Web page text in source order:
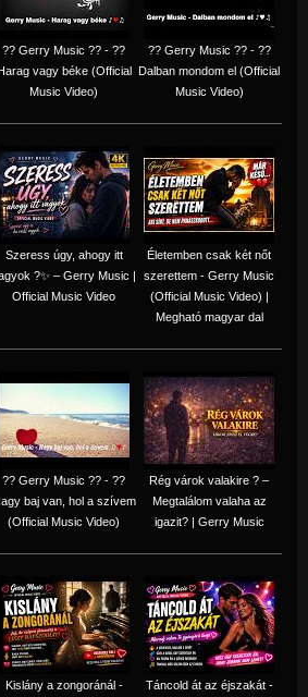
?? Gerry Music ?? - ??
vagy béke (Official
Music Video)
?? Gerry Music ?? - ??
Dalban mondom el (Official
Music Video)
Szeress úgy, ahogy itt
?✨ – Gerry Music |
Official Music Video
Életemben csak két nőt
szerettem - Gerry Music
(Official Music Video) |
Megható magyar dal
?? Gerry Music ?? - ??
baj van, hol a szívem
(Official Music Video)
Rég várok valakire ? –
Megtalálom valaha az
igazit? | Gerry Music
Kislány a zongoránál - Táncold át az éjszakát -